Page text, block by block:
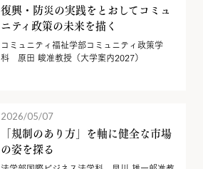
復興・防災の実践をとおしてコミュ
ニティ政策の未来を描く
コミュニティ福祉学部コミュニティ政策学
科 原田 峻准教授（大学案内2027）
2026/05/07
「規制のあり方」を軸に健全な市場
の姿を探る